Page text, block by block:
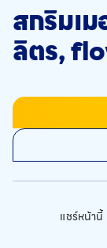
สกริมเ
ลิตร,
แชร์หน้านี้